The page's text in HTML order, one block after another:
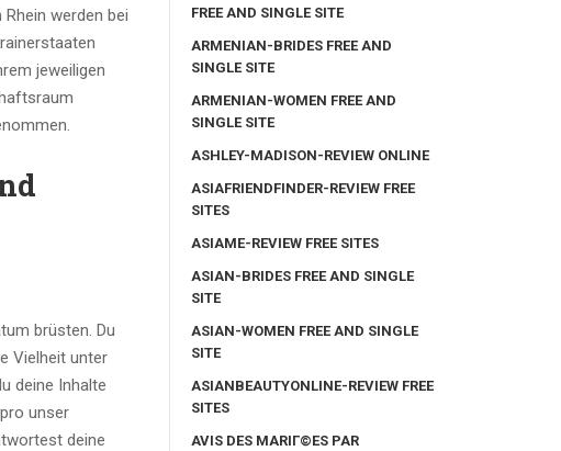
Rhein werden bei
jeweiligen
brüsten. Du
Vielheit unter
deine Inhalte
unser
deine
FREE AND SINGLE SITE
ARMENIAN-BRIDES FREE AND
SINGLE SITE
ARMENIAN-WOMEN FREE AND
SINGLE SITE
ASHLEY-MADISON-REVIEW ONLINE
ASIAFRIENDFINDER-REVIEW FREE
SITES
ASIAME-REVIEW FREE SITES
ASIAN-BRIDES FREE AND SINGLE
SITE
ASIAN-WOMEN FREE AND SINGLE
SITE
ASIANBEAUTYONLINE-REVIEW FREE
SITES
AVIS DES MARIГ©ES PAR